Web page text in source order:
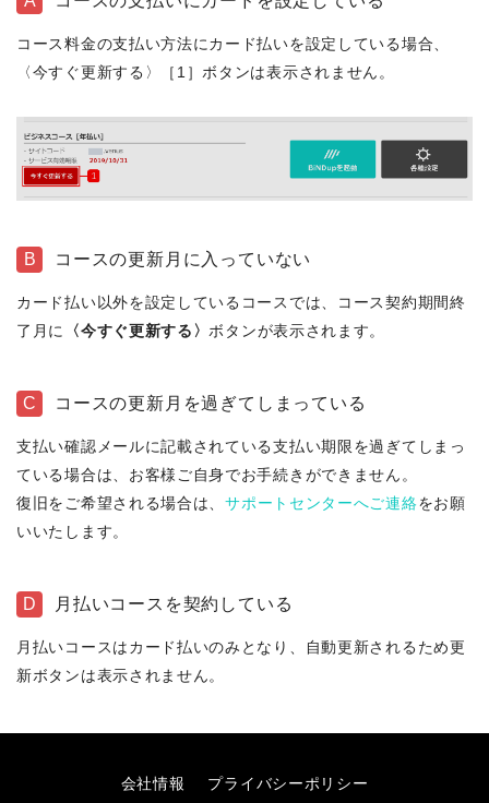
コース料金の支払い方法にカード払いを設定している場合、
〈今すぐ更新する〉［1］ボタンは表示されません。
B コースの更新月に入っていない
カード払い以外を設定しているコースでは、コース契約期間終
了月に
〈今すぐ更新する〉ボタンが表示されます。
C コースの更新月を過ぎてしまっている
支払い確認メールに記載されている支払い期限を過ぎてしまっ
ている場合は、お客様ご自身でお手続きができません。
復旧をご希望される場合は、サポートセンターへご連絡をお願
いいたします。
D 月払いコースを契約している
月払いコースはカード払いのみとなり、自動更新されるため更
新ボタンは表示されません。
会社情報 プライバシーポリシー